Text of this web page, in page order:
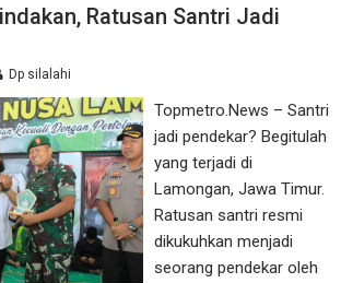
Ratusan Santri Jadi
Dp silalahi
Topmetro.News – Santri
jadi pendekar? Begitulah
yang terjadi di
Lamongan, Jawa Timur.
Ratusan santri resmi
dikukuhkan menjadi
seorang pendekar oleh